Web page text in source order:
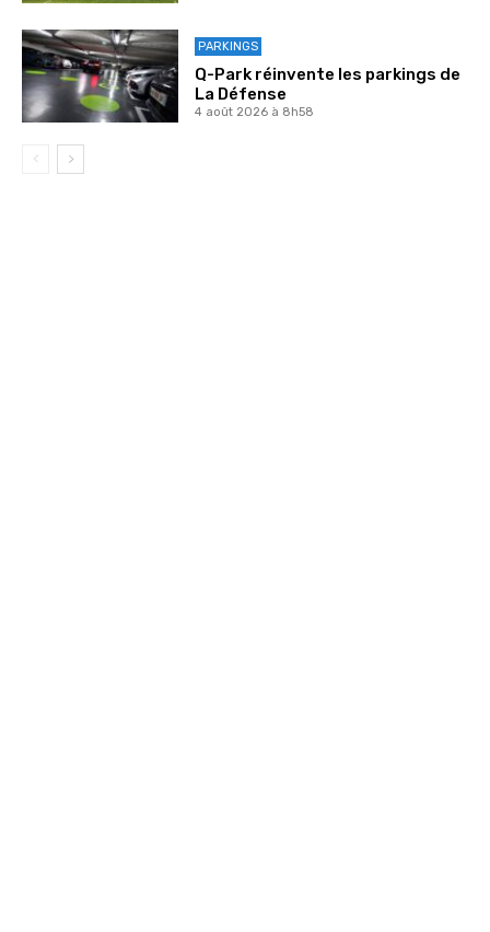
PARKINGS
Q-Park réinvente les parkings de
La Défense
4 août 2026 à 8h58